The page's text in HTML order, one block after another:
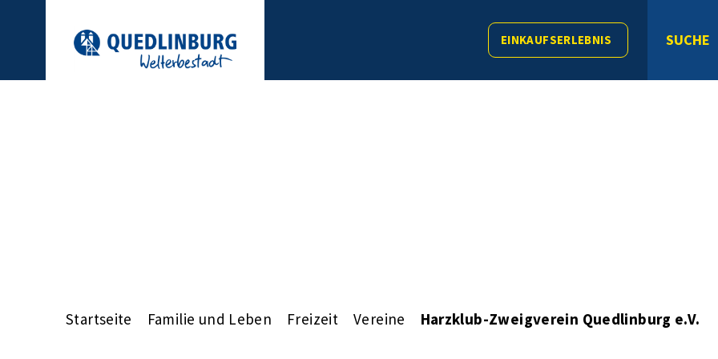
EINKAUFSERLEBNIS SUCHE
Startseite Familie und Leben Freizeit Vereine Harzklub-Zweigverein Quedlinburg e.V.